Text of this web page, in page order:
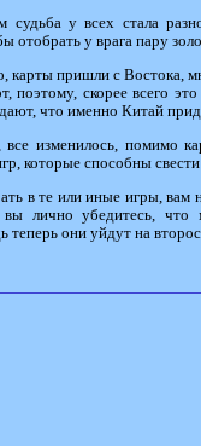
судьба у всех стала
отобрать у врага пару
карты пришли с Востока,
поэтому, скорее всего
что именно Китай
изменилось, помимо
которые способны
в те или иные игры,
вы лично убедитесь,
теперь они уйдут на